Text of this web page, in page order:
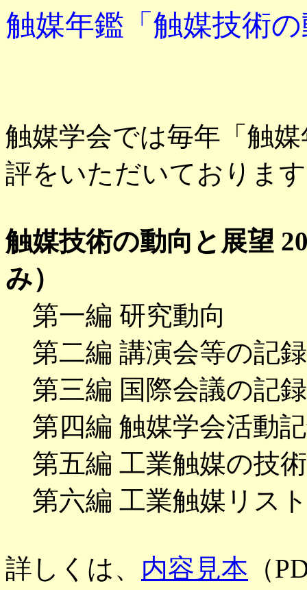
触媒年鑑「触媒技術
触媒学会では毎年「触
評をいただいておりま
触媒技術の動向と展望
み）
第一編 研究動向
第二編 講演会等の記録
第三編 国際会議の記録
第四編 触媒学会活動
第五編 工業触媒の技
第六編 工業触媒リ
詳しくは、 内容見本 （